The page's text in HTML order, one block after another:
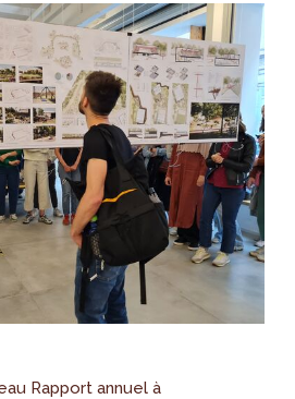
Rapport annuel à